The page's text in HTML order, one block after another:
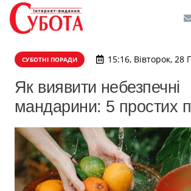
СУБОТНІ ПОРАДИ 15:16, Вівторок, 28
Як виявити небезпечні
мандарини: 5 простих